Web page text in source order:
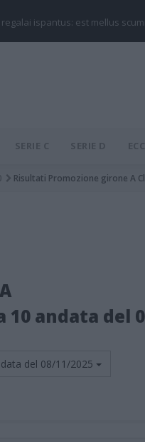
regalai ispantus: est mellus
SERIE C SERIE D
Risultati Promozione girone A
10 andata del
del 08/11/2025